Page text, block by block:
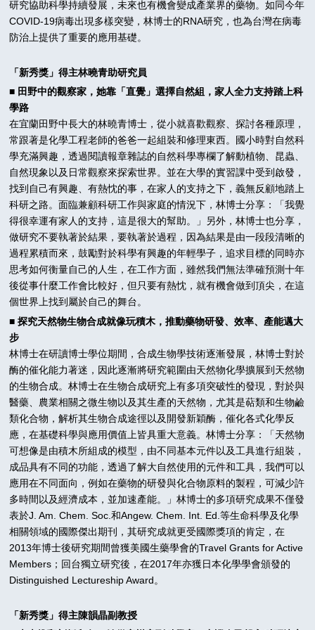
研究協助科學持續發展，未來也有機會變成產業界的藥物。如同今年
COVID-19病毒出現多樣突變，林博士的RNA研究，也為台灣在病毒
防治上提供了重要的應用基礎。
「新秀獎」得主林曉青助研究員
■ 田野中的觀察家，她靠「直覺」選擇自然組，家人全力支持踏上科
學路
在宜蘭田野中長大的林曉青博士，從小就喜歡觀察、探討各種原理，
常跟著是化學工程老師的爸爸一起組裝和修理東西。國小時對自然科
學充滿興趣，透過閱讀報章雜誌的自然科學專欄了解動植物、昆蟲、
自然現象以及日常觀察來探索世界。並在大學的實習課中受到啟發，
找到自己有興趣、有熱忱的事，在家人的支持之下，義無反顧地踏上
科研之路。面臨兼顧科研工作與家庭的情況下，林博士分享：「我覺
得很幸運有家人的支持，這是很大的幫助。」另外，林博士也分享，
做研究不要執著於結果，要執著於過程，因為結果是由一段段清晰的
過程累積而來，鼓勵對於科學有興趣的年輕學子，追求目標的同時亦
思考如何衡量自己的人生，在工作方面，雖然我們無法準確預測十年
後從事什麼工作會比較好，但只要有熱忱，就有機會做到頂尖，在這
個世界上找到屬於自己的舞台。
■ 探究天然物生物合成就像玩積木，推動藥物研發、效率、產能邁大
步
林博士在研讀博士學位期間，合成生物學技術逐漸發展，林博士對於
酶的催化能力著迷，因此逐漸將研究範圍由天然物化學擴展到天然物
的生物合成。林博士在生物合成研究上有多項突破性的發現，對於與
醫藥、農業相關之微生物以及其生產的天然物，尤其是萜類和生物鹼
類化合物，解析其生物合成途徑以及開發新穎酶，催化各式化學反
應，在基礎科學與應用價值上皆具重大意義。林博士分享：「天然物
可想像是由積木所組成的模型，由不同基本元件以及工具進行組裝，
成品具有不同的功能，透過了解大自然使用的元件和工具，我們可以
應用在不同面向，例如在藥物的研發與化合物原料的製程，可減少許
多時間以及經濟成本，並加速產能。」林博士的多項研究成果不僅發
表於J. Am. Chem. Soc.和Angew. Chem. Int. Ed.等生命科學及化學
相關領域的國際傑出期刊，其研究成就更受國際獎項的肯定，在
2013年博士後研究期間曾獲美國生藥學會的Travel Grants for Active
Members；回台獨立研究後，在2017年亦獲日本化學學會頒發的
Distinguished Lectureship Award。
「新秀獎」得主陳韻晶副教授